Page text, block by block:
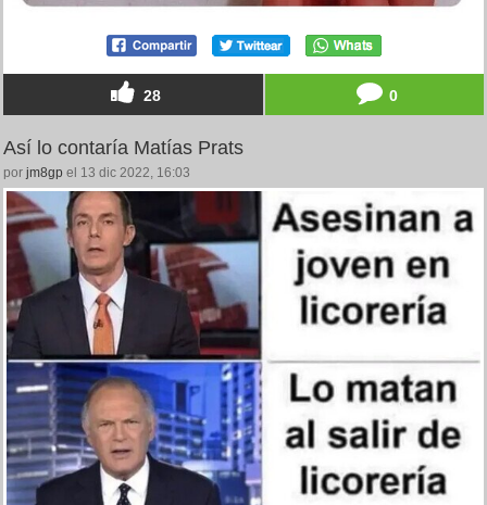
28 0
Así lo contaría Matías Prats
por jm8gp el 13 dic 2022, 16:03